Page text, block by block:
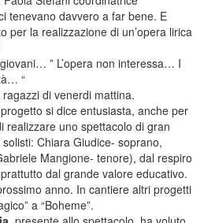
tenevano davvero a far bene. E
per la realizzazione di un’opera lirica
” L’opera non interessa… I
“
di venerdi mattina.
si dice entusiasta, anche per
realizzare uno spettacolo di gran
Chiara Giudice- soprano,
Mangione- tenore), dal respiro
dal grande valore educativo.
anno. In cantiere altri progetti
a “Boheme”.